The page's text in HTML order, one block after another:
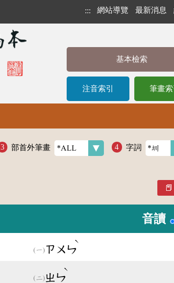
::: 網站導覽 最新消息
基本檢索
注音索引 筆畫索
部首外筆畫 字詞
音讀
ㄗㄨㄣ
ˋ
ㄓㄣ
ˋ